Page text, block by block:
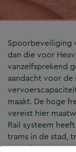
Spoorbeveiliging
dan die voor
vanzelfsprekend
aandacht voor
maakt. De hoge
vereist hier
Rail systeem
trams in de stad,
metro’s samen